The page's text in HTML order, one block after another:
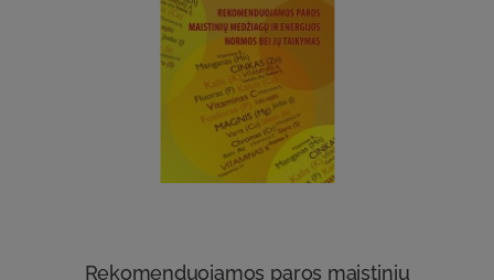
Rekomenduojamos paros maistinių